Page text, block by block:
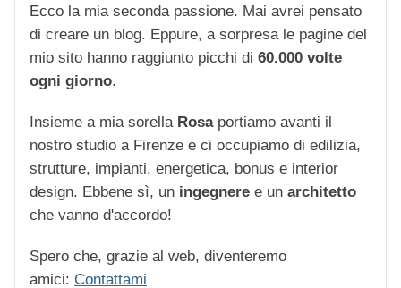
Ecco la mia seconda passione. Mai avrei pensato
di creare un blog. Eppure, a sorpresa le pagine del
mio sito hanno raggiunto picchi di 60.000 volte
ogni giorno.
Insieme a mia sorella Rosaportiamo avanti il
nostro studio a Firenze e ci occupiamo di edilizia,
strutture, impianti, energetica, bonus e interior
design. Ebbene sì, un ingegnere e un architetto
che vanno d'accordo!
Spero che, grazie al web, diventeremo
amici: Contattami